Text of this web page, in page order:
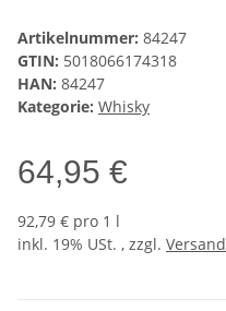
Artikelnummer: 84247
GTIN: 5018066174318
HAN: 84247
Kategorie: Whisky
64,95 €
92,79 € pro 1 l
inkl. 19% USt. , zzgl. Versand